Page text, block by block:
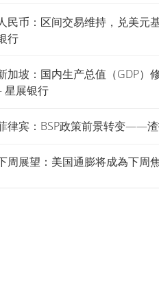
民币：区间交易维持，兑美元
行
加坡：国内生产总值（GDP）
星展银行
律宾：BSP政策前景转变——
周展望：美国通膨将成為下周